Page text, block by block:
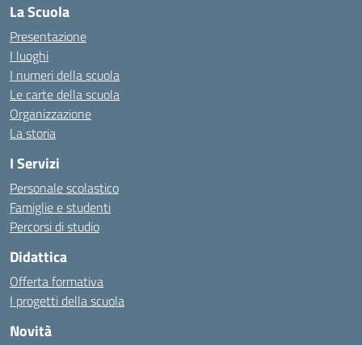
La Scuola
Presentazione
I luoghi
I numeri della scuola
Le carte della scuola
Organizzazione
La storia
I Servizi
Personale scolastico
Famiglie e studenti
Percorsi di studio
Didattica
Offerta formativa
I progetti della scuola
Novità